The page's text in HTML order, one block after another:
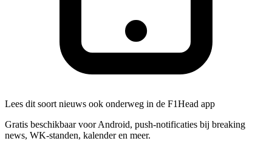
Lees dit soort nieuws ook onderweg in de F1Head app
Gratis beschikbaar voor Android, push-notificaties bij breaking
news, WK-standen, kalender en meer.